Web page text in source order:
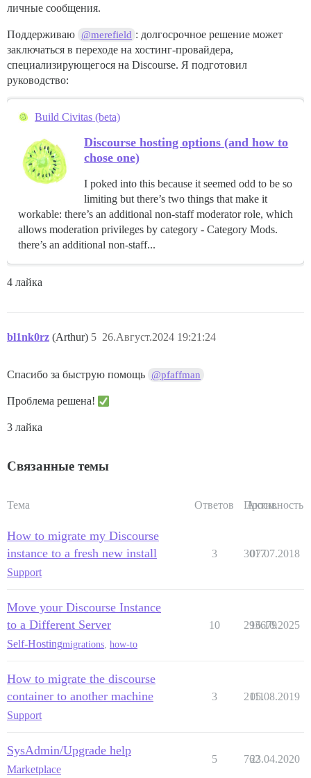
личные сообщения.
Поддерживаю @merefield : долгосрочное решение может
заключаться в переходе на хостинг-провайдера,
специализирующегося на Discourse. Я подготовил
руководство:
Build Civitas (beta)
Discourse hosting options (and how to
chose one)
I poked into this because it seemed odd to be so
limiting but there’s two things that make it
workable: there’s an additional non-staff moderator role, which
allows moderation privileges by category - Category Mods.
there’s an additional non-staff...
4 лайка
bl1nk0rz (Arthur) 26.Август.2024 19:21:24
5
Спасибо за быструю помощь @pfaffman
Проблема решена!
3 лайка
Связанные темы
Тема Ответов Просм.
Активность
How to migrate my Discourse
instance to a fresh new install
Support
3 3017
07.07.2018
Move your Discourse Instance
to a Different Server
Self-Hostingmigrations how-to
10 293679
16.10.2025
How to migrate the discourse
container to another machine
Support
3 2111
05.08.2019
SysAdmin/Upgrade help
Marketplace
5 762
23.04.2020